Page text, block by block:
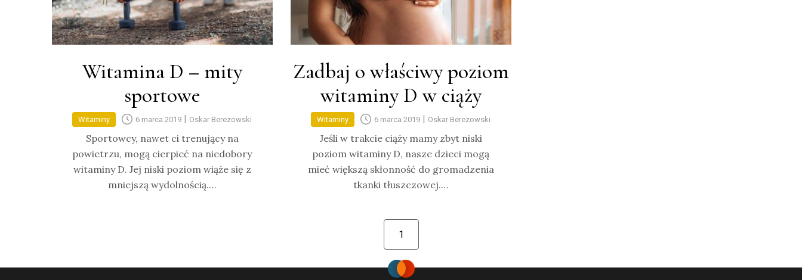
Witamina D – mity
sportowe
Witaminy 6 marca 2019 | Oskar Berezowski
Sportowcy, nawet ci trenujący na
powietrzu, mogą cierpieć na niedobory
witaminy D. Jej niski poziom wiąże się z
mniejszą wydolnością.…
Zadbaj o właściwy poziom
witaminy D w ciąży
Witaminy 6 marca 2019 | Oskar Berezowski
Jeśli w trakcie ciąży mamy zbyt niski
poziom witaminy D, nasze dzieci mogą
mieć większą skłonność do gromadzenia
tkanki tłuszczowej.…
1